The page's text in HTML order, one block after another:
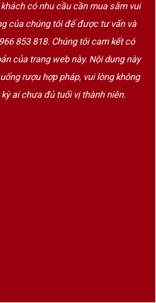
có nhu cầu cần mua sắm vui
của chúng tôi để được tư vấn và
853 818. Chúng tôi cam kết có
của trang web này. Nội dung này
rượu hợp pháp, vui lòng không
ai chưa đủ tuổi vị thành niên.